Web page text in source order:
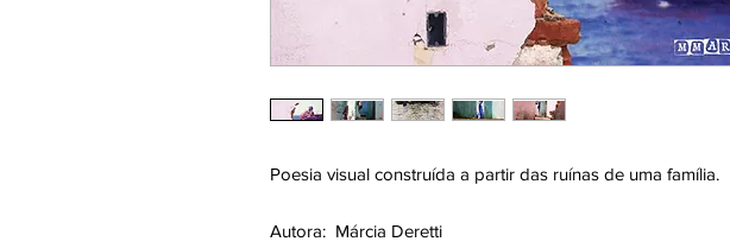
Poesia visual construída a partir das ruínas de uma família.
Autora: Márcia Deretti